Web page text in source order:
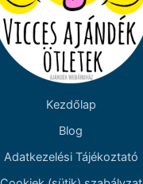
Kezdőlap
Blog
Adatkezelési Tájékoztató